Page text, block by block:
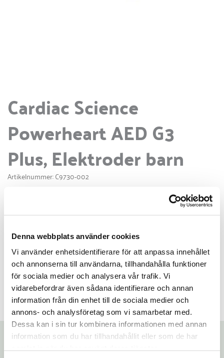
Denna webbplats använder cookies
Vi använder enhetsidentifierare för att anpassa innehållet
och annonserna till användarna, tillhandahålla funktioner
för sociala medier och analysera vår trafik. Vi
vidarebefordrar även sådana identifierare och annan
information från din enhet till de sociala medier och
annons- och analysföretag som vi samarbetar med.
Dessa kan i sin tur kombinera informationen med annan
information som du har tillhandahållit eller som de har
Cardiac Science
Powerheart AED G3
Plus, Elektroder barn
Artikelnummer: C9730-002
Beskrivning
Elektroder till Cardiac Science Powerheart AED G3 Plus
för användning på barn.
Hållbarhet ca 2 år.
Relaterade produkter